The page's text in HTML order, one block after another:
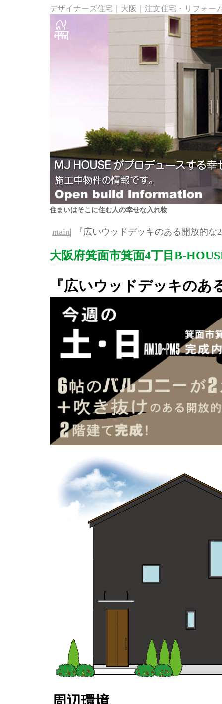
デザイナーズ住宅｜大阪｜注文住宅・リフォー
住まいはそこに住む人の幸せな入れ物
main| 『広いウッドデッキのある開放的な
大阪府箕面市箕面4丁目B-
『広いウッドデッキのあ